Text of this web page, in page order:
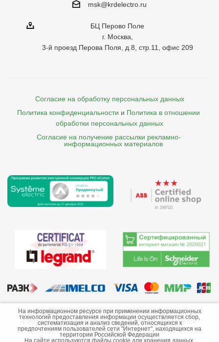
msk@krdelectro.ru
БЦ Перово Поле
г. Москва,
3-й проезд Перова Поля, д.8, стр.11, офис 209
Согласие на обработку персональных данных
Политика конфиденциальности и Политика в отношении
обработки персональных данных
Согласие на получение рассылки рекламно-
    информационных материалов
©2013-2026 ООО «Краснодарэлектро»
Сайт носит информационный характер и не является
публичной офертой.
На информационном ресурсе при применении информационных
технологий предоставления информации осуществляется сбор,
систематизация и анализ сведений, относящихся к
предпочтениям пользователей сети "Интернет", находящихся на
территории Российской Федерации
На сайте используются файлы cookie для хранения данных.